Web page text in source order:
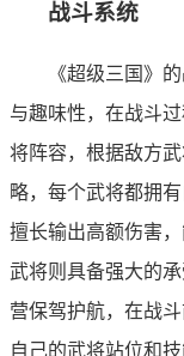
战斗系统
《超级三国》
与趣味性，在战斗
将阵容，根据敌方
略，每个武将都拥
擅长输出高额伤害
武将则具备强大的
营保驾护航，在战
自己的武将站位和